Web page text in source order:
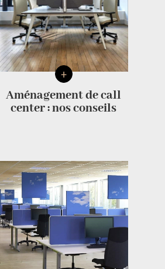
+
Aménagement de call
center : nos conseils